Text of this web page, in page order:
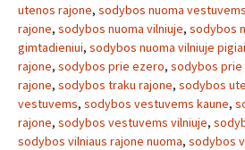
utenos rajone, sodybos nuoma vestuvems
rajone, sodybos nuoma vilniuje, sodybos
gimtadieniui, sodybos nuoma vilniuje pigiai
rajone, sodybos prie ezero, sodybos prie
rajone, sodybos traku rajone, sodybos
vestuvems, sodybos vestuvems kaune,
rajone, sodybos vestuvems vilniuje,
sodybos vilniaus rajone nuoma, sodybos